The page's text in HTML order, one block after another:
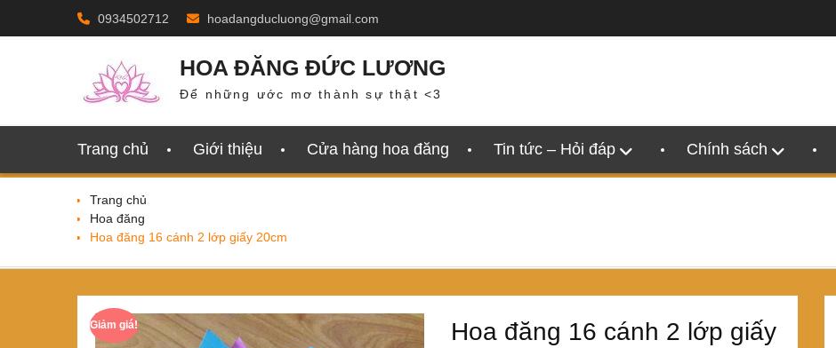
0934502712 hoadangducluong@gmail.com
HOA ĐĂNG ĐỨC LƯƠNG
Để những ước mơ thành sự thật <3
Trang chủ Giới thiệu Cửa hàng hoa đăng Tin tức – Hỏi đáp Chính sách
Trang chủ
Hoa đăng
Hoa đăng 16 cánh 2 lớp giấy 20cm
Giảm giá!
Hoa đăng 16 cánh 2 lớp giấy